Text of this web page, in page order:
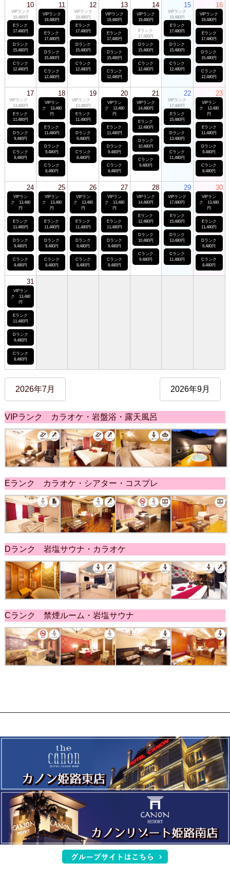
10
VIPランク
19,480円
Eランク
17,480円
Dランク
15,480円
Cランク
12,480円
11
VIPランク
19,480円
Eランク
17,480円
Dランク
15,480円
Cランク
12,480円
12
VIPランク
19,480円
Eランク
17,480円
Dランク
15,480円
Cランク
12,480円
13
VIPランク
19,480円
Eランク
17,480円
Dランク
15,480円
Cランク
12,480円
14
VIPランク
19,480円
Eランク
17,480円
Dランク
15,480円
Cランク
12,480円
15
VIPランク
19,480円
Eランク
17,480円
Dランク
15,480円
Cランク
12,480円
16
VIPランク
19,480円
Eランク
17,480円
Dランク
15,480円
Cランク
12,480円
17
VIPランク
13,480円
Eランク
11,480円
Dランク
9,480円
Cランク
8,480円
18
VIPラン
ク 13,480
円
Eランク
11,480円
Dランク
9,480円
Cランク
8,480円
19
VIPランク
13,480円
Eランク
11,480円
Dランク
9,480円
Cランク
8,480円
20
VIPラン
ク 13,480
円
Eランク
11,480円
Dランク
9,480円
Cランク
8,480円
21
VIPランク
14,480円
Eランク
12,480円
Dランク
10,480円
Cランク
9,480円
22
VIPランク
17,480円
Eランク
15,480円
Dランク
13,480円
Cランク
11,480円
23
VIPラン
ク 13,480
円
Eランク
11,480円
Dランク
9,480円
Cランク
8,480円
24
VIPラン
ク 13,480
円
Eランク
11,480円
Dランク
9,480円
Cランク
8,480円
25
VIPラン
ク 13,480
円
Eランク
11,480円
Dランク
9,480円
Cランク
8,480円
26
VIPラン
ク 13,480
円
Eランク
11,480円
Dランク
9,480円
Cランク
8,480円
27
VIPラン
ク 13,480
円
Eランク
11,480円
Dランク
9,480円
Cランク
8,480円
28
VIPランク
14,480円
Eランク
12,480円
Dランク
10,480円
Cランク
9,480円
29
VIPランク
17,480円
Eランク
15,480円
Dランク
13,480円
Cランク
11,480円
30
VIPラン
ク 13,480
円
Eランク
11,480円
Dランク
9,480円
Cランク
8,480円
31
VIPラン
ク 13,480
円
Eランク
11,480円
Dランク
9,480円
Cランク
8,480円
2026年7月 2026年9月
VIPランク カラオケ・岩盤浴・露天風呂
Eランク カラオケ・シアター・コスプレ
Dランク 岩塩サウナ・カラオケ
Cランク 禁煙ルーム・岩塩サウナ